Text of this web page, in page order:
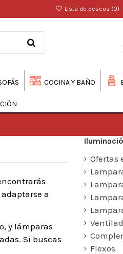
Lista de deseos (0)
COCINA Y BAÑO
a
y lámparas
Si buscas
Ofertas
Flexos